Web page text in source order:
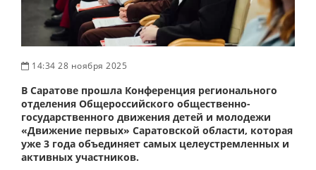
14:34 28 ноября 2025
В Саратове прошла Конференция регионального
отделения Общероссийского общественно-
государственного движения детей и молодежи
«Движение первых» Саратовской области, которая
уже 3 года объединяет самых целеустремленных и
активных участников.